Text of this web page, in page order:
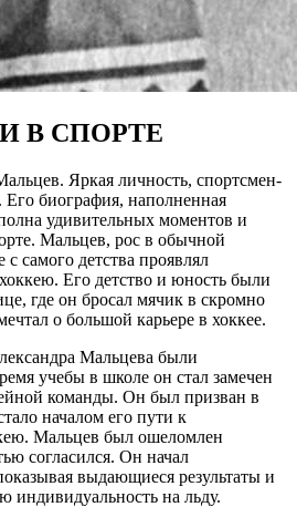
В СПОРТЕ
Яркая личность, спортсмен-
Его биография, наполненная
удивительных моментов и
Мальцев, рос в обычной
самого детства проявлял
Его детство и юность были
где он бросал мячик в скромно
о большой карьере в хоккее.
Мальцева были
учебы в школе он стал замечен
команды. Он был призван в
началом его пути к
Мальцев был ошеломлен
согласился. Он начал
выдающиеся результаты и
индивидуальность на льду.